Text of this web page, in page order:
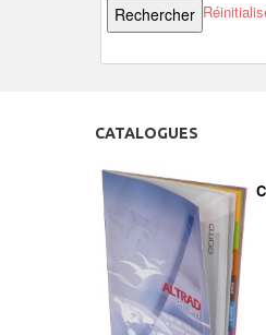
CATALOGUES